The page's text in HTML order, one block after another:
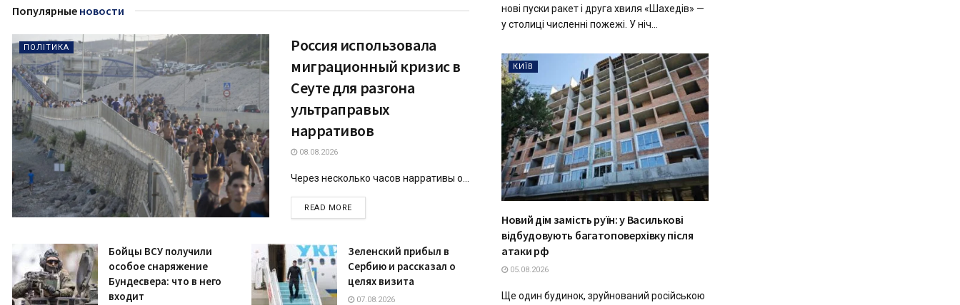
Популярные новости
ПОЛІТИКА
Россия использовала
миграционный кризис в
Сеуте для разгона
ультраправых
нарративов
08.08.2026
Через несколько часов нарративы о...
READ MOREDETAILS
Бойцы ВСУ получили
особое снаряжение
Бундесвера: что в него
входит
Зеленский прибыл в
Сербию и рассказал о
целях визита
07.08.2026
нові пуски ракет і друга хвиля «Шахедів» —
у столиці численні пожежі. У ніч...
КИЇВ
Новий дім замість руїн: у Василькові
відбудовують багатоповерхівку після
атаки рф
05.08.2026
Ще один будинок, зруйнований російською